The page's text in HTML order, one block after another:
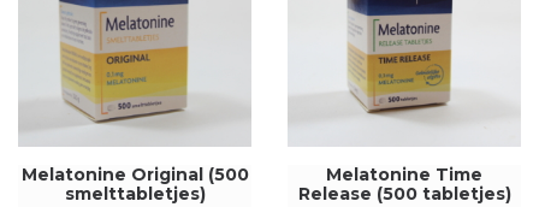
Melatonine Original (500
smelttabletjes)
Melatonine Time
Release (500 tabletjes)